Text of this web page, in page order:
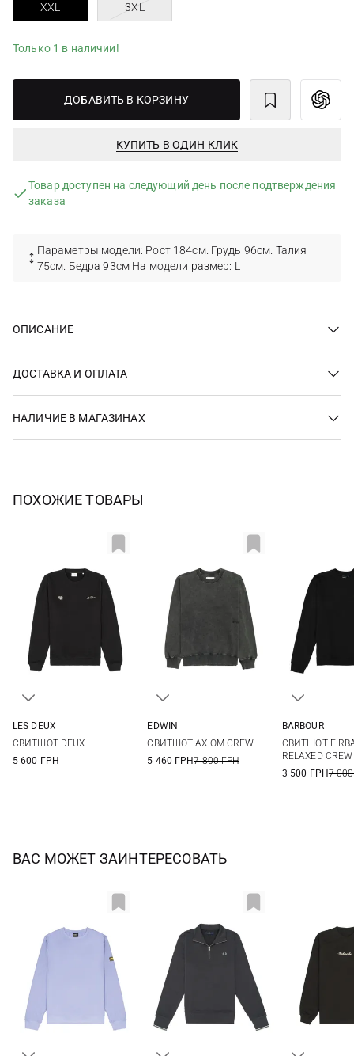
XXL 3XL
Только 1 в наличии!
ДОБАВИТЬ В КОРЗИНУ
КУПИТЬ В ОДИН КЛИК
Товар доступен на следующий день после подтверждения
заказа
Параметры модели: Рост 184см. Грудь 96см. Талия
75см. Бедра 93см На модели размер: L
ОПИСАНИЕ
ДОСТАВКА И ОПЛАТА
НАЛИЧИЕ В МАГАЗИНАХ
ПОХОЖИЕ ТОВАРЫ
LES DEUX
СВИТШОТ DEUX
5 600 ГРН
EDWIN
СВИТШОТ AXIOM CREW
5 460 ГРН7 800 ГРН
BARBOUR
СВИТШОТ
RELAXED
3 500 ГРН7
ВАС МОЖЕТ ЗАИНТЕРЕСОВАТЬ